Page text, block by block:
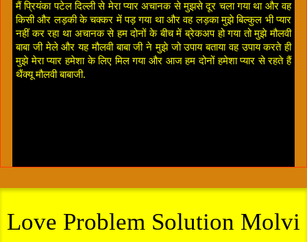
मैं प्रियंका पटेल दिल्ली से मेरा प्यार अचानक से मुझसे दूर चला गया था और वह
किसी और लड़की के चक्कर में पड़ गया था और वह लड़का मुझे बिल्कुल भी प्यार
नहीं कर रहा था अचानक से हम दोनों के बीच में ब्रेकअप हो गया तो मुझे मौलवी
बाबा जी मेले और यह मौलवी बाबा जी ने मुझे जो उपाय बताया वह उपाय करते ही
मुझे मेरा प्यार हमेशा के लिए मिल गया और आज हम दोनों हमेशा प्यार से रहते हैं
थैंक्यू मौलवी बाबाजी.
Love Problem Solution Molvi